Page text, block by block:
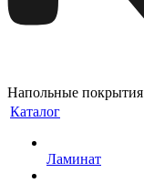
Напольные покрытия
Каталог
Ламинат